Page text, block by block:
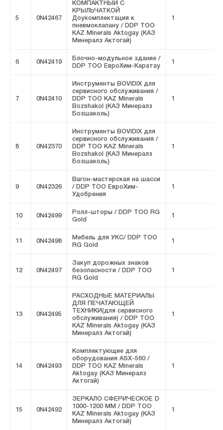
5 0N42467
КОМПАКТНЫЙ С
КРЫЛЬЧАТКОЙ
Доукомплектация к
пневмоклапану / DDP ТОО
KAZ Minerals Aktogay (КАЗ
Минералз Актогай)
1
6 0N42419
Блочно-модульное здание /
DDP ТОО ЕвроХим-Каратау
1
7 0N42410
Инструменты BOVIDIX для
сервисного обслуживания /
DDP ТОО KAZ Minerals
Bozshakol (КАЗ Минералз
Бозшаколь)
1
8 0N42370
Инструменты BOVIDIX для
сервисного обслуживания /
DDP ТОО KAZ Minerals
Bozshakol (КАЗ Минералз
Бозшаколь)
1
9 0N42326
Вагон-мастерская на шасси
/ DDP ТОО ЕвроХим-
Удобрения
1
10 0N42499
Ролл-шторы / DDP ТОО RG
Gold
1
11 0N42498
Мебель для УКС/ DDP ТОО
RG Gold
1
12 0N42497
Закуп дорожных знаков
безопасности / DDP ТОО
RG Gold
1
13 0N42495
РАСХОДНЫЕ МАТЕРИАЛЫ
ДЛЯ ПЕЧАТАЮЩЕЙ
ТЕХНИКИ(для сервисного
обслуживания) / DDP ТОО
KAZ Minerals Aktogay (КАЗ
Минералз Актогай)
1
14 0N42493
Комплектующие для
оборудования ASX-560 /
DDP ТОО KAZ Minerals
Aktogay (КАЗ Минералз
Актогай)
1
15 0N42492
ЗЕРКАЛО СФЕРИЧЕСКОЕ D
1000-1200 MM / DDP ТОО
KAZ Minerals Aktogay (КАЗ
Минералз Актогай)
1